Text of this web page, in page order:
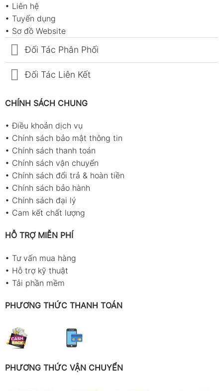
• Liên hệ
• Tuyển dụng
• Sơ đồ Website
Đối Tác Phân Phối
Đối Tác Liên Kết
CHÍNH SÁCH CHUNG
•Điều khoản dịch vụ
• Chính sách bảo mật thông tin
• Chính sách thanh toán
• Chính sách vận chuyển
• Chính sách đổi trả & hoàn tiền
• Chính sách bảo hành
• Chính sách đại lý
• Cam kết chất lượng
HỖ TRỢ MIỄN PHÍ
• Tư vấn mua hàng
• Hỗ trợ kỹ thuật
• Tải phần mềm
PHƯƠNG THỨC THANH TOÁN
PHƯƠNG THỨC VẬN CHUYỂN